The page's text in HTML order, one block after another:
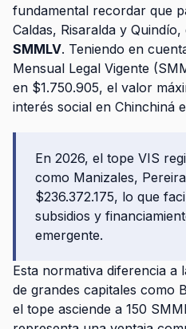
fundamental recordar que
Caldas, Risaralda y Quindío,
SMMLV. Teniendo en
Mensual Legal Vigente
en $1.750.905, el valor
interés social en Chinchiná
En 2026, el tope VIS
como Manizales,
$236.372.175, lo que
subsidios y
emergente.
Esta normativa diferencia a
de grandes capitales como
el tope asciende a 150